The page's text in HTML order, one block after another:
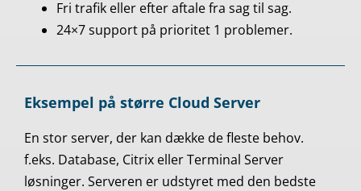
Fri trafik eller efter aftale fra sag til sag.
24×7 support på prioritet 1 problemer.
​Eksempel på større Cloud Server
En stor server, der kan dække de fleste behov.
f.eks. Database, Citrix eller Terminal Server
løsninger. Serveren er udstyret med den bedste